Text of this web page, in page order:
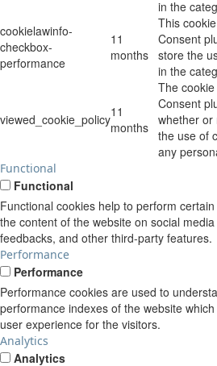
in the
cookielawinfo-
checkbox-
performance
11
months
This
Consent
store the
in the
viewed_cookie_policy11
months
The
Consent
whether or
the use of
any
Functional
Functional
Functional cookies help to perform
the content of the website on social
feedbacks, and other third-party features.
Performance
Performance
Performance cookies are used to
performance indexes of the website
user experience for the visitors.
Analytics
Analytics